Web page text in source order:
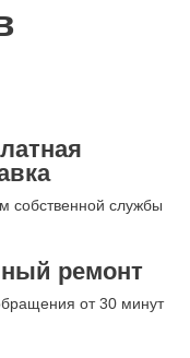
собственной службы
ремонт
от 30 минут